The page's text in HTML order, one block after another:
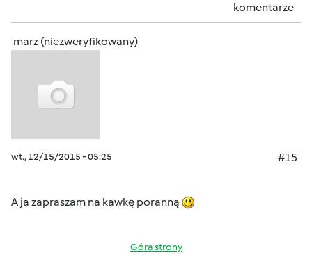
komentarze
marz (niezweryfikowany)
wt., 12/15/2015 - 05:25 #15
A ja zapraszam na kawkę poranną
Góra strony